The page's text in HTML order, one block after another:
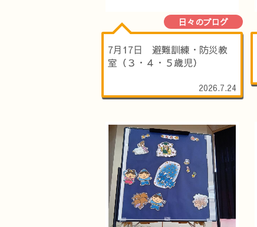
日々のブログ
7月17日 避難訓練・防災教
室（３・４・５歳児）
2026.7.24